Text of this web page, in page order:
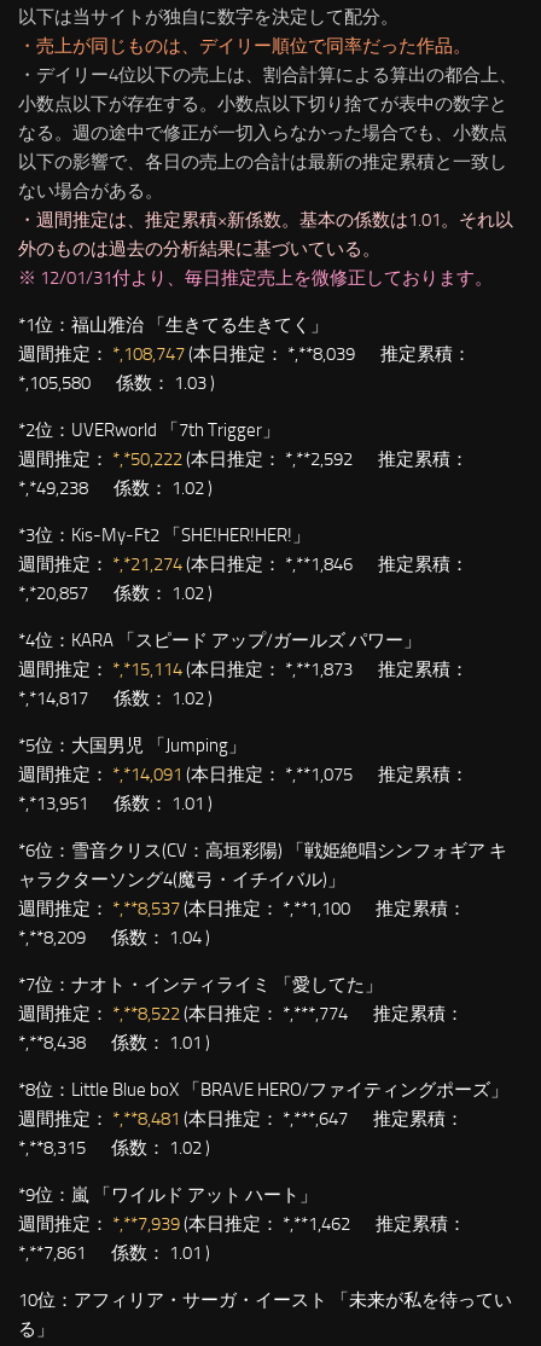
以下は当サイトが独自に数字を決定して配分。
・売上が同じものは、デイリー順位で同率だった作品。
・デイリー4位以下の売上は、割合計算による算出の都合上、
小数点以下が存在する。小数点以下切り捨てが表中の数字と
なる。週の途中で修正が一切入らなかった場合でも、小数点
以下の影響で、各日の売上の合計は最新の推定累積と一致し
ない場合がある。
・週間推定は、推定累積×新係数。基本の係数は1.01。それ以
外のものは過去の分析結果に基づいている。
※ 12/01/31付より、毎日推定売上を微修正しております。
*1位： 福山雅治 「生きてる生きてく」
週間推定： *,108,747(本日推定： *,**8,039 推定累積：
*,105,580 係数： 1.03 )
*2位： UVERworld 「7th Trigger」
週間推定： *,*50,222(本日推定： *,**2,592 推定累積：
*,*49,238 係数： 1.02 )
*3位： Kis-My-Ft2 「SHE!HER!HER!」
週間推定： *,*21,274(本日推定： *,**1,846 推定累積：
*,*20,857 係数： 1.02 )
*4位： KARA 「スピード アップ/ガールズ パワー」
週間推定： *,*15,114(本日推定： *,**1,873 推定累積：
*,*14,817 係数： 1.02 )
*5位： 大国男児 「Jumping」
週間推定： *,*14,091 (本日推定： *,**1,075 推定累積：
*,*13,951 係数： 1.01 )
*6位： 雪音クリス(CV：高垣彩陽) 「戦姫絶唱シンフォギア キ
ャラクターソング4(魔弓・イチイバル)」
週間推定： *,**8,537(本日推定： *,**1,100 推定累積：
*,**8,209 係数： 1.04 )
*7位： ナオト・インティライミ 「愛してた」
週間推定： *,**8,522(本日推定： *,***,774 推定累積：
*,**8,438 係数： 1.01 )
*8位： Little Blue boX 「BRAVE HERO/ファイティングポーズ」
週間推定： *,**8,481 (本日推定： *,***,647 推定累積：
*,**8,315 係数： 1.02 )
*9位： 嵐 「ワイルド アット ハート」
週間推定： *,**7,939(本日推定： *,**1,462 推定累積：
*,**7,861 係数： 1.01 )
10位： アフィリア・サーガ・イースト 「未来が私を待ってい
る」